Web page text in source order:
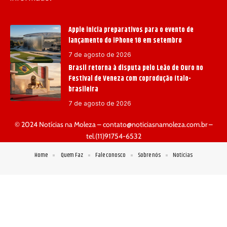
Apple inicia preparativos para o evento de
lançamento do iPhone 18 em setembro
7 de agosto de 2026
Brasil retorna à disputa pelo Leão de Ouro no
Festival de Veneza com coprodução ítalo-
brasileira
7 de agosto de 2026
© 2024 Notícias na Moleza –contato@noticiasnamoleza.com.br–
tel.(11)91754-6532
Home Quem Faz Fale conosco Sobre nós Notícias